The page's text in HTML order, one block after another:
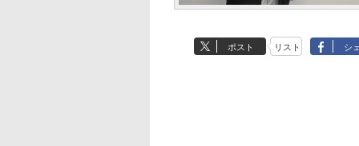
ポスト リスト シ